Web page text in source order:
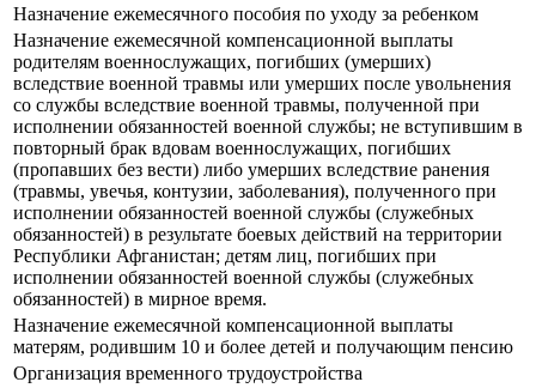
Назначение ежемесячного пособия по уходу за ребенком
Назначение ежемесячной компенсационной выплаты
родителям военнослужащих, погибших (умерших)
вследствие военной травмы или умерших после увольнения
со службы вследствие военной травмы, полученной при
исполнении обязанностей военной службы; не вступившим в
повторный брак вдовам военнослужащих, погибших
(пропавших без вести) либо умерших вследствие ранения
(травмы, увечья, контузии, заболевания), полученного при
исполнении обязанностей военной службы (служебных
обязанностей) в результате боевых действий на территории
Республики Афганистан; детям лиц, погибших при
исполнении обязанностей военной службы (служебных
обязанностей) в мирное время.
Назначение ежемесячной компенсационной выплаты
матерям, родившим 10 и более детей и получающим пенсию
Организация временного трудоустройства